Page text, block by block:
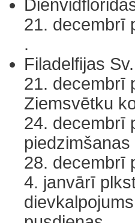
21. decembrī
.
Filadelfijas
21. decembrī
Ziemsvētku
24. decembrī
28. decembrī
4. janvārī